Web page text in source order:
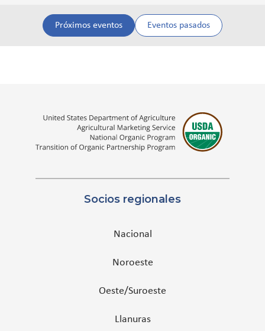
Próximos eventos Eventos pasados
Socios regionales
Nacional
Noroeste
Oeste/Suroeste
Llanuras